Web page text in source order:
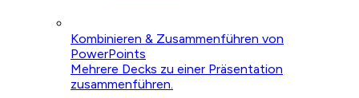
Kombinieren & Zusammenführen von
PowerPoints
Mehrere Decks zu einer Präsentation
zusammenführen.